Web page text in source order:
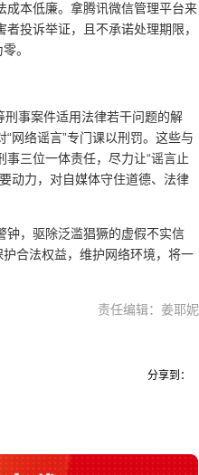
成本低廉。拿腾讯微信管理平台来
投诉举证，且不承诺处理期限，
。
事案件适用法律若干问题的解
网络谣言”专门课以刑罚。这些与
事三位一体责任，尽力让“谣言止
动力，对自媒体守住道德、法律
钟，驱除泛滥猖獗的虚假不实信
合法权益，维护网络环境，将一
责任编辑：姜耶妮
分享到：